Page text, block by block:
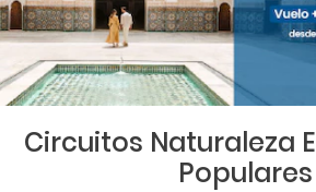
Circuitos Naturaleza
Populares